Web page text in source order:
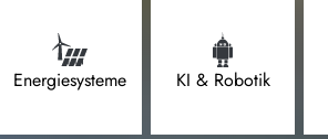
Energiesysteme KI & Robotik